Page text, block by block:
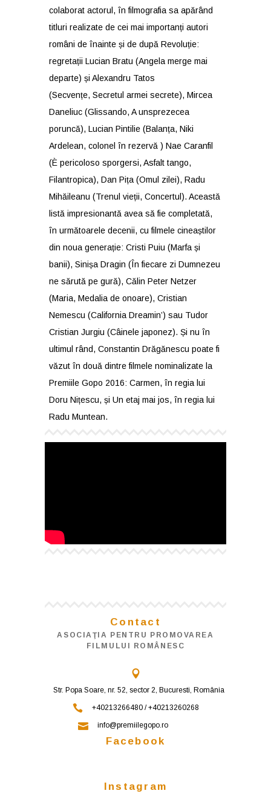
colaborat actorul, în filmografia sa apărând
titluri realizate de cei mai importanți autori
români de înainte și de după Revoluție:
regretații Lucian Bratu (Angela merge mai
departe) și Alexandru Tatos
(Secvențe, Secretul armei secrete), Mircea
Daneliuc (Glissando, A unsprezecea
poruncă), Lucian Pintilie (Balanța, Niki
Ardelean, colonel în rezervă ) Nae Caranfil
(È pericoloso sporgersi, Asfalt tango,
Filantropica), Dan Pița (Omul zilei), Radu
Mihăileanu (Trenul vieții, Concertul). Această
listă impresionantă avea să fie completată,
în următoarele decenii, cu filmele cineaștilor
din noua generație: Cristi Puiu (Marfa și
banii), Sinișa Dragin (În fiecare zi Dumnezeu
ne sărută pe gură), Călin Peter Netzer
(Maria, Medalia de onoare), Cristian
Nemescu (California Dreamin’) sau Tudor
Cristian Jurgiu (Câinele japonez). Și nu în
ultimul rând, Constantin Drăgănescu poate fi
văzut în două dintre filmele nominalizate la
Premiile Gopo 2016: Carmen, în regia lui
Doru Nițescu, și Un etaj mai jos, în regia lui
Radu Muntean.
Contact
ASOCIAŢIA PENTRU PROMOVAREA
FILMULUI ROMÂNESC
Str. Popa Soare, nr. 52, sector 2, Bucuresti, România
+40213266480 / +40213260268
info@premiilegopo.ro
Facebook
Instagram